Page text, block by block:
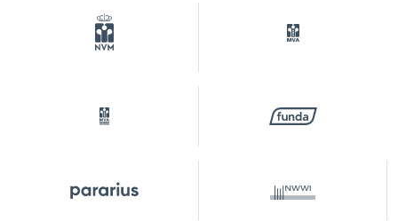
Tv kabel